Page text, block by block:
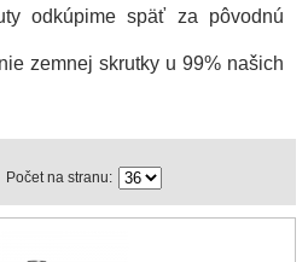
odkúpime späť za pôvodnú
zemnej skrutky u 99% našich
Počet na stranu: